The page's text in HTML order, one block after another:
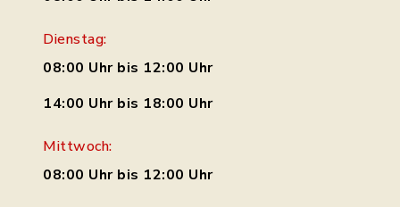
Dienstag:
08:00 Uhr bis 12:00 Uhr
14:00 Uhr bis 18:00 Uhr
Mittwoch:
08:00 Uhr bis 12:00 Uhr